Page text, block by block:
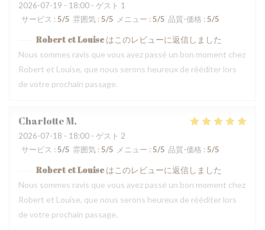
2026-07-19 - 18:00 - ゲスト 1
サービス : 5/5 雰囲気 : 5/5 メニュー : 5/5 品質-価格 : 5/5
Robert et Louise はこのレビューに返信しました
Nous sommes ravis que vous ayez passé un bon moment chez
Robert et Louise, que nous serons heureux de rééditer lors
de votre prochain passage.
CharlotteM
2026-07-18 - 18:00 - ゲスト 2
サービス : 5/5 雰囲気 : 5/5 メニュー : 5/5 品質-価格 : 5/5
Robert et Louise はこのレビューに返信しました
Nous sommes ravis que vous ayez passé un bon moment chez
Robert et Louise, que nous serons heureux de rééditer lors
de votre prochain passage.